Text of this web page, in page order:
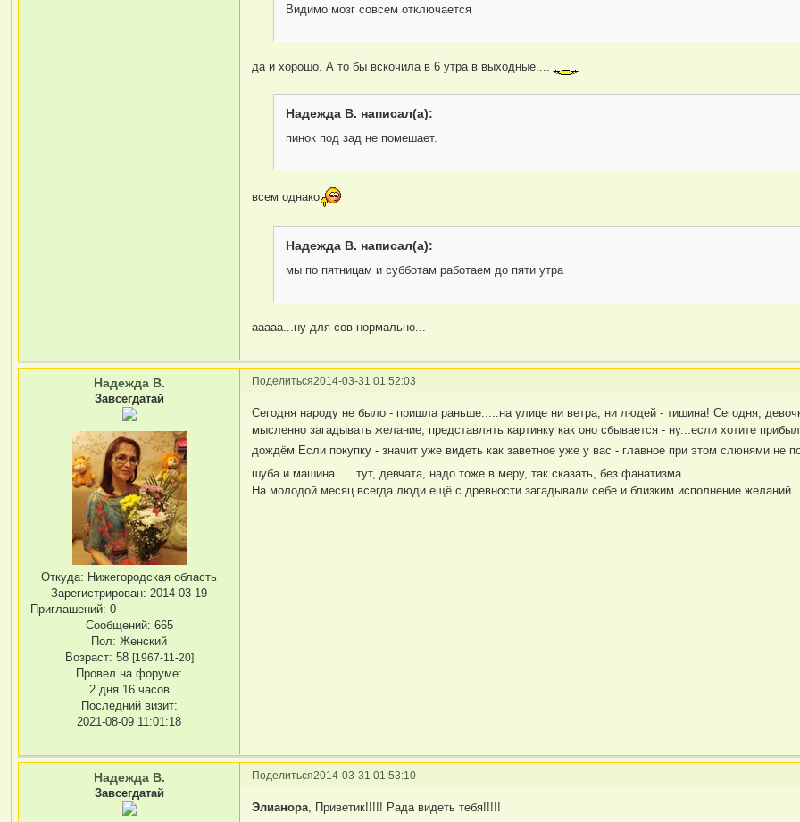
Видимо мозг совсем отключается
да и хорошо. А то бы вскочила в 6 утра в выходные....
Надежда В. написал(а):
пинок под зад не помешает.
всем однако
Надежда В. написал(а):
мы по пятницам и субботам работаем до пяти утра
ааааа...ну для сов-нормально...
Поделиться2014-03-31 01:52:03
Надежда В.
Завсегдатай
Откуда: Нижегородская область
Зарегистрирован: 2014-03-19
Приглашений: 0
Сообщений: 665
Пол: Женский
Возраст: 58 [1967-11-20]
Провел на форуме:
2 дня 16 часов
Последний визит:
2021-08-09 11:01:18
Сегодня народу не было - пришла раньше.....на улице ни ветра, ни людей - тишина! Сегодня,
мысленно загадывать желание, представлять картинку как оно сбывается - ну...если хотите
дождём Если покупку - значит уже видеть как заветное уже у вас - главное при этом слюнями не
шуба и машина .....тут, девчата, надо тоже в меру, так сказать, без фанатизма.
На молодой месяц всегда люди ещё с древности загадывали себе и близким исполнение желаний.
Поделиться2014-03-31 01:53:10
Надежда В.
Завсегдатай
Элианора , Приветик!!!!! Рада видеть тебя!!!!!